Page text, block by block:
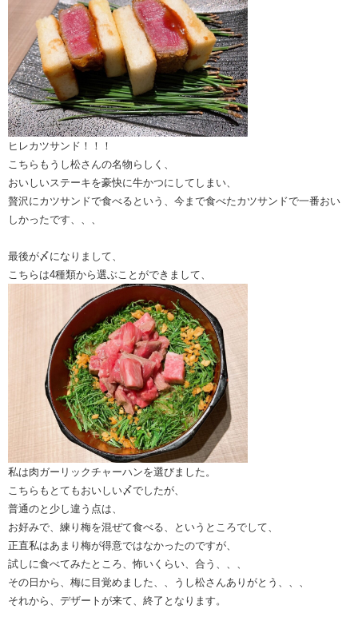
ヒレカツサンド！！！
こちらもうし松さんの名物らしく、
おいしいステーキを豪快に牛かつにしてしまい、
贅沢にカツサンドで食べるという、今まで食べたカツサンドで一番おい
しかったです、、、
最後が〆になりまして、
こちらは4種類から選ぶことができまして、
私は肉ガーリックチャーハンを選びました。
こちらもとてもおいしい〆でしたが、
普通のと少し違う点は、
お好みで、練り梅を混ぜて食べる、というところでして、
正直私はあまり梅が得意ではなかったのですが、
試しに食べてみたところ、怖いくらい、合う、、、
その日から、梅に目覚めました、、うし松さんありがとう、、、
それから、デザートが来て、終了となります。